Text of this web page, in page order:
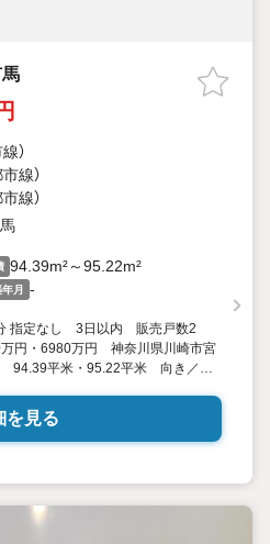
）
線）
線）
94.39m²～95.22m²
月 -
分 指定なし 3日以内 販売戸数2
円・6980万円 神奈川県川崎市宮
94.39平米・95.22平米 向き／▼
を見る